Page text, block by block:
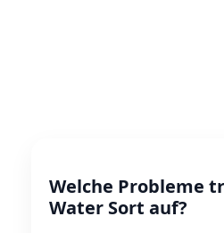
Welche Probleme
Water Sort auf?